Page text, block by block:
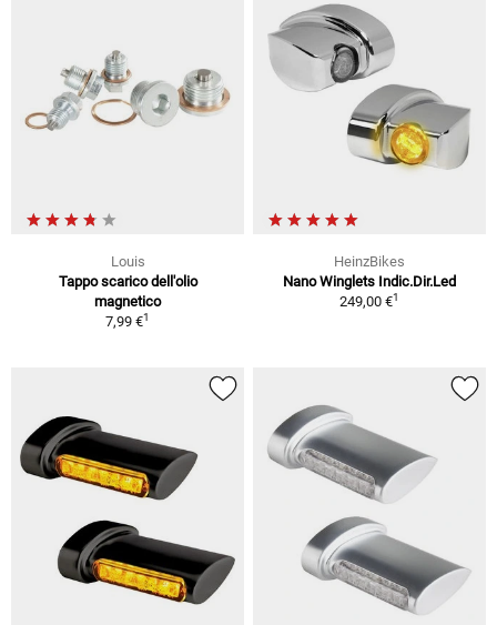
Louis
Tappo scarico dell'olio
magnetico
7,99 €1
HeinzBikes
Nano Winglets Indic.Dir.Led
249,00 €1